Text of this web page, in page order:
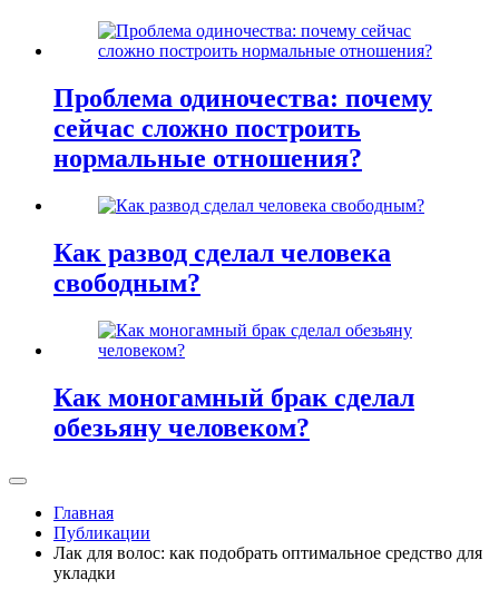
Проблема одиночества: почему
сейчас сложно построить
нормальные отношения?
Как развод сделал человека
свободным?
Как моногамный брак сделал
обезьяну человеком?
Главная
Публикации
Лак для волос: как подобрать оптимальное средство для
укладки